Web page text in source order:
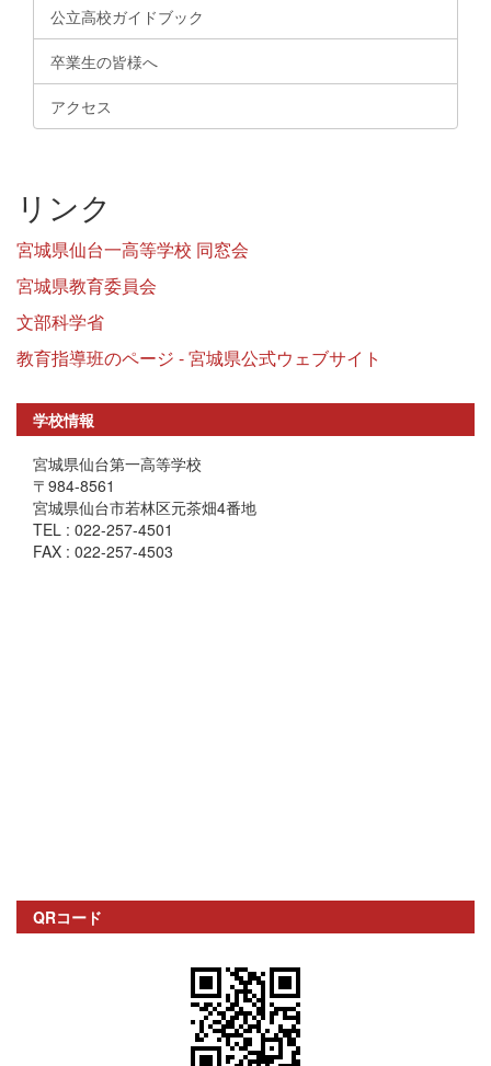
公立高校ガイドブック
卒業生の皆様へ
アクセス
リンク
宮城県仙台一高等学校 同窓会
宮城県教育委員会
文部科学省
教育指導班のページ - 宮城県公式ウェブサイト
学校情報
宮城県仙台第一高等学校
〒984-8561
宮城県仙台市若林区元茶畑4番地
TEL : 022-257-4501
FAX : 022-257-4503
QRコード